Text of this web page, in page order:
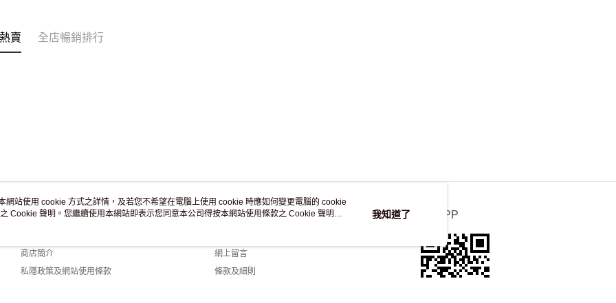
賣 全店暢銷排行
關於我們
商店簡介
私隱政策及網站使用條款
客戶服務
網上留言
條款及細則
官方APP
網站使用 cookie 方式之詳情，及若您不希望在電腦上使用 cookie 時應如何變更電腦的 cookie
Cookie 聲明。您繼續使用本網站即表示您同意本公司得按本網站使用條款之 Cookie 聲明使
我知道了